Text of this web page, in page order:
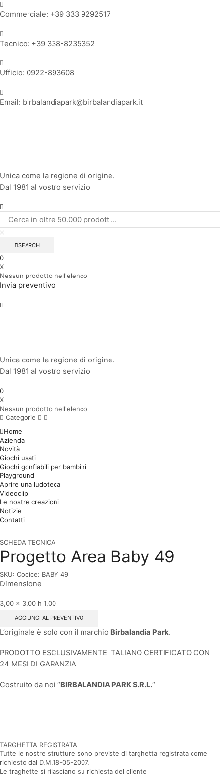
Commerciale: +39 333 9292517
Tecnico: +39 338-8235352
Ufficio: 0922-893608
Email: birbalandiapark@birbalandiapark.it
Unica come la regione di origine.
Dal 1981 al vostro servizio
SEARCH
0
X
Nessun prodotto nell'elenco
Invia preventivo
Unica come la regione di origine.
Dal 1981 al vostro servizio
0
X
Nessun prodotto nell'elenco
Categorie
Home
Azienda
Novità
Giochi usati
Giochi gonfiabili per bambini
Playground
Aprire una ludoteca
Videoclip
Le nostre creazioni
Notizie
Contatti
SCHEDA TECNICA
Progetto Area Baby 49
SKU: Codice: BABY 49
Dimensione
3,00 x 3,00 h 1,00
AGGIUNGI AL PREVENTIVO
L’originale è solo con il marchio Birbalandia Park.
PRODOTTO ESCLUSIVAMENTE ITALIANO CERTIFICATO CON
24 MESI DI GARANZIA
Costruito da noi “BIRBALANDIA PARK S.R.L.“
TARGHETTA REGISTRATA
Tutte le nostre strutture sono previste di targhetta registrata come
richiesto dal D.M.18-05-2007.
Le traghette si rilasciano su richiesta del cliente